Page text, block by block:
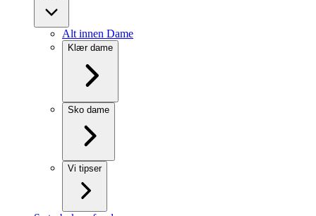
Alt innen Dame
Klær dame
Sko dame
Vi tipser